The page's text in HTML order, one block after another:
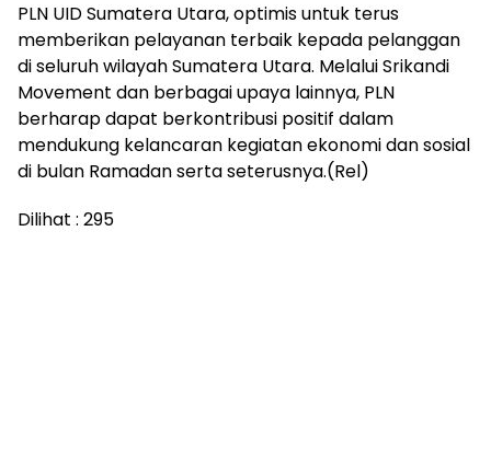
PLN UID Sumatera Utara, optimis untuk terus
memberikan pelayanan terbaik kepada pelanggan
di seluruh wilayah Sumatera Utara. Melalui Srikandi
Movement dan berbagai upaya lainnya, PLN
berharap dapat berkontribusi positif dalam
mendukung kelancaran kegiatan ekonomi dan sosial
di bulan Ramadan serta seterusnya.(Rel)
Dilihat : 295